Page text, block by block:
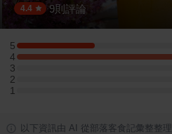
4.4 ·9則評論
5
5 星：1 則評論
4
4 星：3 則評論
3
3 星：0 則評論
2
2 星：0 則評論
1
1 星：0 則評論
以下資訊由 AI 從部落客食記彙整整理